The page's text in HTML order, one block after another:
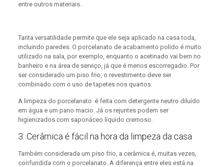
entre outros materiais.
Tanta versatilidade permite que ele seja aplicado na casa toda,
incluindo paredes. O porcelanato de acabamento polido é muito
utilizado na sala, por exemplo, enquanto o acetinado vai bem no
banheiro e na área de serviço, já que é menos escorregadio. Por
ser considerado um piso frio, o revestimento deve ser
combinado com o uso de tapetes nos quartos.
A limpeza do porcelanato é feita com detergente neutro diluído
em água e um pano macio. Já os rejuntes podem ser
higienizados com saponáceo líquido cremoso.
3. Cerâmica é fácil na hora da limpeza da casa
Também considerada um piso frio, a cerâmica é, muitas vezes,
confundida com o porcelanato. A diferença entre eles está na